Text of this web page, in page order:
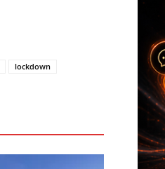
lockdown